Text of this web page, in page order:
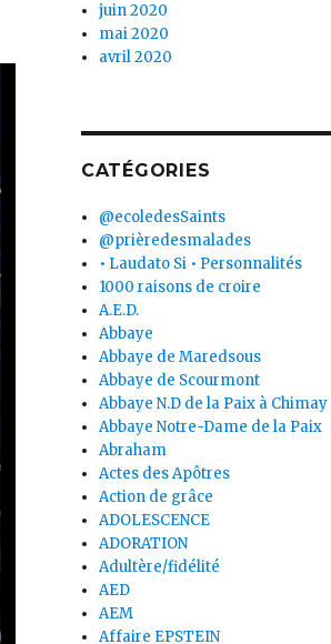
juin 2020
mai 2020
avril 2020
CATÉGORIES
@ecoledesSaints
@prièredesmalades
• Laudato Si • Personnalités
1000 raisons de croire
A.E.D.
Abbaye
Abbaye de Maredsous
Abbaye de Scourmont
Abbaye N.D de la Paix à Chimay
Abbaye Notre-Dame de la Paix
Abraham
Actes des Apôtres
Action de grâce
ADOLESCENCE
ADORATION
Adultère/fidélité
AED
AEM
Affaire EPSTEIN